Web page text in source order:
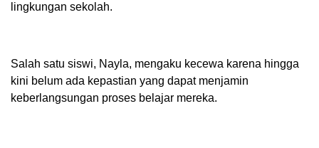
lingkungan sekolah.
Salah satu siswi, Nayla, mengaku kecewa karena hingga
kini belum ada kepastian yang dapat menjamin
keberlangsungan proses belajar mereka.